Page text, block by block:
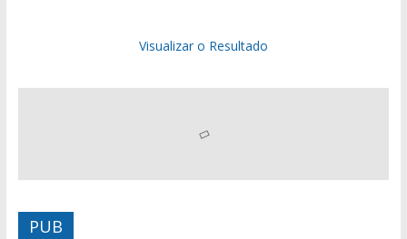
Visualizar o Resultado
PUB